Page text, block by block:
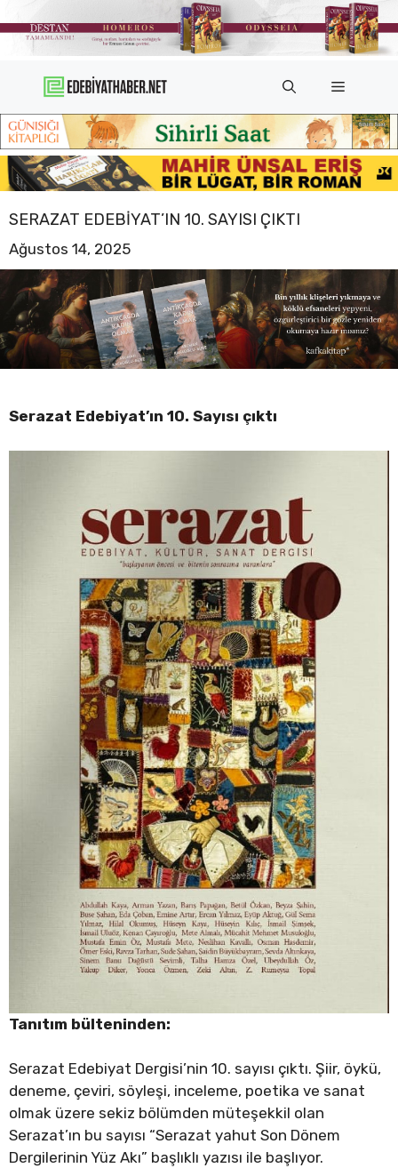
atla
Menü
SERAZAT EDEBIYAT’IN 10. SAYISI ÇIKTI
Ağustos 14, 2025
Serazat Edebiyat’ın 10. Sayısı çıktı
Tanıtım bülteninden:
Serazat Edebiyat Dergisi’nin 10. sayısı çıktı. Şiir, öykü,
deneme, çeviri, söyleşi, inceleme, poetika ve sanat
olmak üzere sekiz bölümden müteşekkil olan
Serazat’ın bu sayısı “Serazat yahut Son Dönem
Dergilerinin Yüz Akı” başlıklı yazısı ile başlıyor.